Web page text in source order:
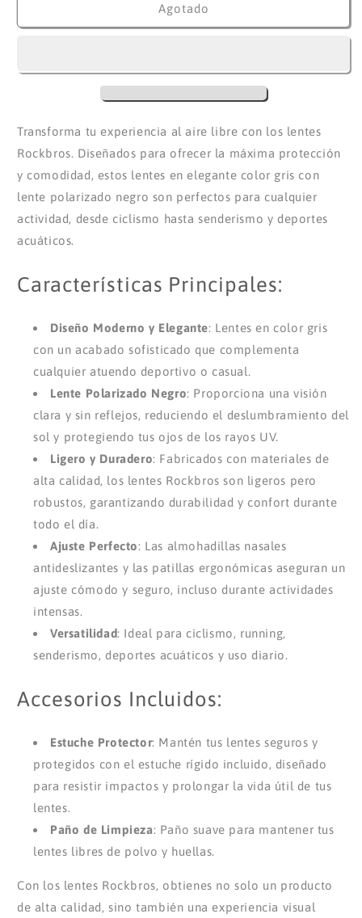
con
accesorios
con
Polarizado
negro)
con
accesorios
con
lente
Polarizado
negro)
Agotado
Transforma tu experiencia al aire libre con los lentes
Rockbros. Diseñados para ofrecer la máxima protección
y comodidad, estos lentes en elegante color gris con
lente polarizado negro son perfectos para cualquier
actividad, desde ciclismo hasta senderismo y deportes
acuáticos.
Características Principales:
Diseño Moderno y Elegante: Lentes en color gris
con un acabado sofisticado que complementa
cualquier atuendo deportivo o casual.
Lente Polarizado Negro: Proporciona una visión
clara y sin reflejos, reduciendo el deslumbramiento del
sol y protegiendo tus ojos de los rayos UV.
Ligero y Duradero: Fabricados con materiales de
alta calidad, los lentes Rockbros son ligeros pero
robustos, garantizando durabilidad y confort durante
todo el día.
Ajuste Perfecto: Las almohadillas nasales
antideslizantes y las patillas ergonómicas aseguran un
ajuste cómodo y seguro, incluso durante actividades
intensas.
Versatilidad: Ideal para ciclismo, running,
senderismo, deportes acuáticos y uso diario.
Accesorios Incluidos:
Estuche Protector: Mantén tus lentes seguros y
protegidos con el estuche rígido incluido, diseñado
para resistir impactos y prolongar la vida útil de tus
lentes.
Paño de Limpieza: Paño suave para mantener tus
lentes libres de polvo y huellas.
Con los lentes Rockbros, obtienes no solo un producto
de alta calidad, sino también una experiencia visual